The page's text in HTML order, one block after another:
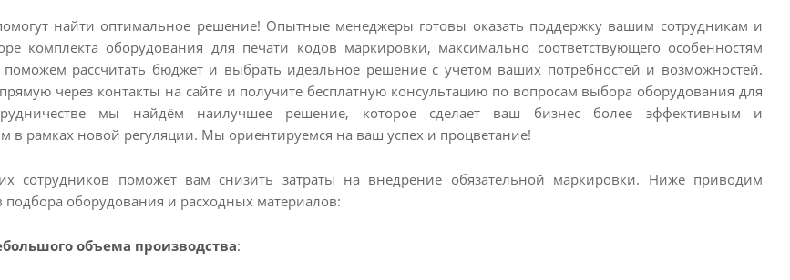
найти оптимальное решение! Опытные менеджеры готовы оказать поддержку вашим сотрудникам и
комплекта оборудования для печати кодов маркировки, максимально соответствующего особенностям
рассчитать бюджет и выбрать идеальное решение с учетом ваших потребностей и возможностей.
через контакты на сайте и получите бесплатную консультацию по вопросам выбора оборудования для
мы найдём наилучшее решение, которое сделает ваш бизнес более эффективным и
в рамках новой регуляции. Мы ориентируемся на ваш успех и процветание!
сотрудников поможет вам снизить затраты на внедрение обязательной маркировки. Ниже приводим
подбора оборудования и расходных материалов:
объема производства: